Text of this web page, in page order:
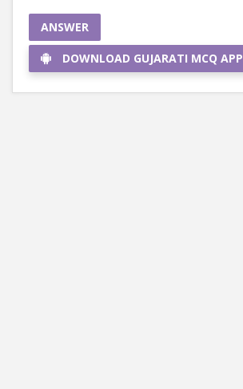
ANSWER
DOWNLOAD GUJARATI MCQ APP